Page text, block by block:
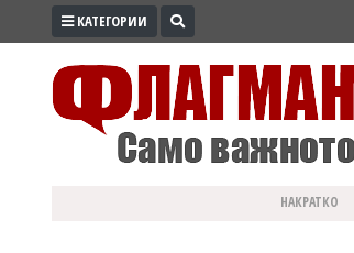
ПРОМО
КАТЕГОРИИ
НАКРАТКО